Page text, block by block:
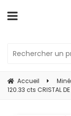
Accueil
120.33 cts CRISTAL DE